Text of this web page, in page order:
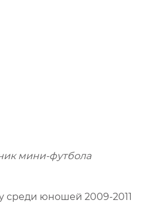
мини-футбола
среди юношей 2009-2011